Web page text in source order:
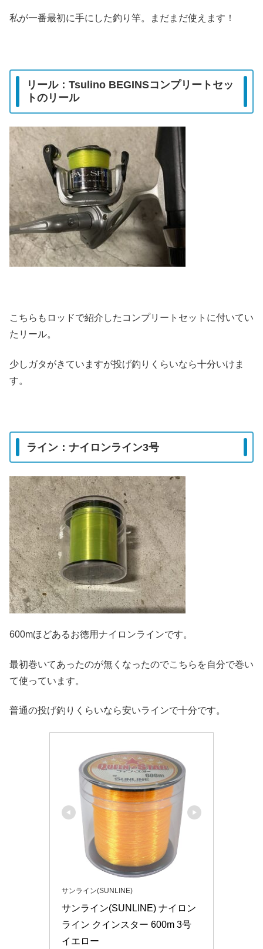
私が一番最初に手にした釣り竿。まだまだ使えます！
リール：Tsulino BEGINSコンプリートセッ
トのリール
こちらもロッドで紹介したコンプリートセットに付いてい
たリール。
少しガタがきていますが投げ釣りくらいなら十分いけま
す。
ライン：ナイロンライン3号
600mほどあるお徳用ナイロンラインです。
最初巻いてあったのが無くなったのでこちらを自分で巻い
て使っています。
普通の投げ釣りくらいなら安いラインで十分です。
サンライン(SUNLINE)
サンライン(SUNLINE) ナイロン
ライン クインスター 600m 3号
イエロー